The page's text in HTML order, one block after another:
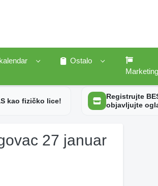
Ostalo
Marketing
kao fizičko lice!
Registrujte
objavljujte
27 januar